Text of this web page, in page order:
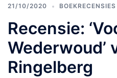
21/10/2020 BOEKRECENSIES
Recensie:
Wederwoud’
Ringelberg